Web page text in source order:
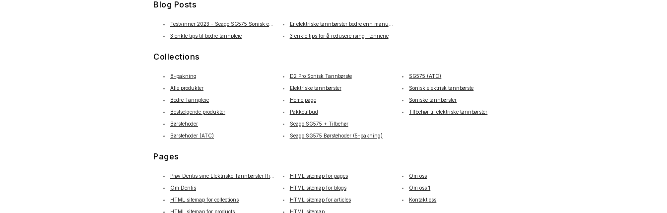
Blog Posts
Testvinner 2023 - Seago SG575 Sonisk elektrisk tannbørste
3 enkle tips til bedre tannpleie
Er elektriske tannbørster bedre enn manuelle?
3 enkle tips for å redusere ising i tennene
Collections
8-pakning
Alle produkter
Bedre Tannpleie
Bestselgende produkter
Børstehoder
Børstehoder (ATC)
D2 Pro Sonisk Tannbørste
Elektriske tannbørster
Home page
Pakketilbud
Seago SG575 + Tilbehør
Seago SG575 Børstehoder (5-pakning)
SG575 (ATC)
Sonisk elektrisk tannbørste
Soniske tannbørster
TIlbehør til elektriske tannbørster
Pages
Prøv Dentis sine Elektriske Tannbørster Risikofritt i 90 Dager
Om Dentis
HTML sitemap for collections
HTML sitemap for products
HTML sitemap for pages
HTML sitemap for blogs
HTML sitemap for articles
HTML sitemap
Om oss
Om oss 1
Kontakt oss